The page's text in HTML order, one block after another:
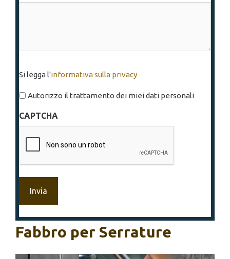
legga
l'informativa
privacy
Si legga l'informativa sulla privacy
Autorizzo il trattamento dei miei dati personali
CAPTCHA
Fabbro per Serrature